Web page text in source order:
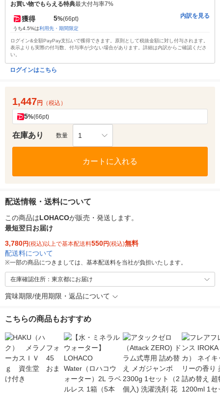
お買い物でもらえる特典最大付与率7%
獲得 5%(66pt)
うち4.5%は利用先・期間限定
内訳を見る
ログイン&全額PayPay支払いで獲得できます。原則として税抜金額に対し付与されます。
表示よりも実際の付与数、付与率が少ない場合があります。詳細は内訳からご確認くださ
い。
ログインはこちら
1,447円 （税込）
5%(66pt)
在庫あり 数量 1
カートに入れる
配送情報・送料について
この商品はLOHACOが販売・発送します。
最短翌日お届け
3,780円(税込)以上で基本配送料550円(税込)無料
配送料について
※一部の商品につきましては、基本配送料を当社が負担いたします。
在庫確認住所：東京都にお届け
賞味期限/使用期限・返品について
こちらの商品もおすすめ